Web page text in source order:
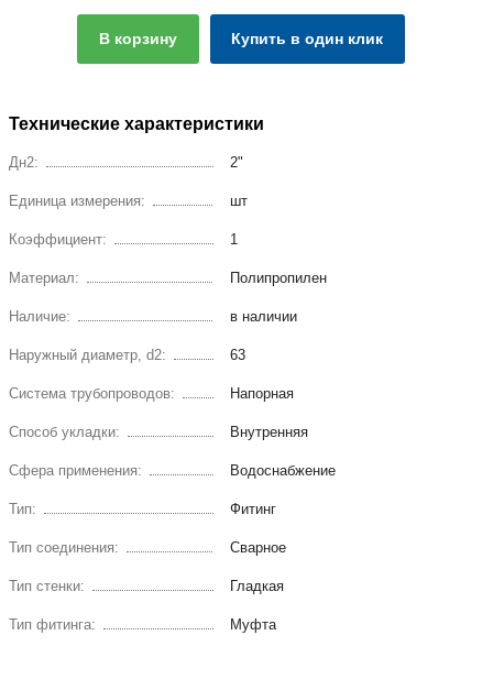
В корзину Купить в один клик
Технические характеристики
Дн2: 2"
Единица измерения: шт
Коэффициент: 1
Материал: Полипропилен
Наличие: в наличии
Наружный диаметр, d2: 63
Система трубопроводов: Напорная
Способ укладки: Внутренняя
Сфера применения: Водоснабжение
Тип: Фитинг
Тип соединения: Сварное
Тип стенки: Гладкая
Тип фитинга: Муфта